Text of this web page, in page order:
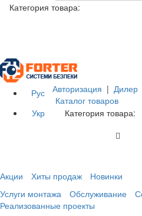
Категория товара:
Рус
Укр
Авторизация | Дилер
Каталог товаров
Категория товара:
Акции Хиты продаж
Новинки
Услуги монтажа
Обслуживание
Реализованные проекты